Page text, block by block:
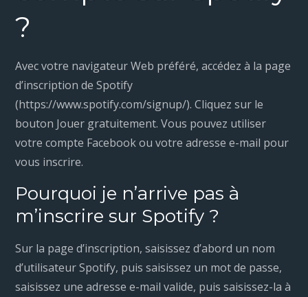
?
Avec votre navigateur Web préféré, accédez à la page
d’inscription de Spotify
(https://www.spotify.com/signup/). Cliquez sur le
bouton Jouer gratuitement. Vous pouvez utiliser
votre compte Facebook ou votre adresse e-mail pour
vous inscrire.
Pourquoi je n’arrive pas à
m’inscrire sur Spotify ?
Sur la page d’inscription, saisissez d’abord un nom
d’utilisateur Spotify, puis saisissez un mot de passe,
saisissez une adresse e-mail valide, puis saisissez-la à